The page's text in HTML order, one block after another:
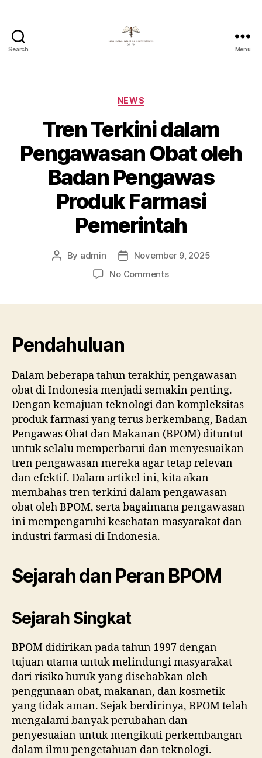
Search
Dan
Indonesia
Menu
Categories
NEWS
Tren Terkini dalam
Pengawasan Obat oleh
Badan Pengawas
Produk Farmasi
Pemerintah
Post
By admin
Post
date
November 9, 2025
No Commentson
Pengawas
Produk
Farmasi
Pemerintah
Pendahuluan
Dalam beberapa tahun terakhir, pengawasan
obat di Indonesia menjadi semakin penting.
Dengan kemajuan teknologi dan kompleksitas
produk farmasi yang terus berkembang, Badan
Pengawas Obat dan Makanan (BPOM) dituntut
untuk selalu memperbarui dan menyesuaikan
tren pengawasan mereka agar tetap relevan
dan efektif. Dalam artikel ini, kita akan
membahas tren terkini dalam pengawasan
obat oleh BPOM, serta bagaimana pengawasan
ini mempengaruhi kesehatan masyarakat dan
industri farmasi di Indonesia.
Sejarah dan Peran BPOM
Sejarah Singkat
BPOM didirikan pada tahun 1997 dengan
tujuan utama untuk melindungi masyarakat
dari risiko buruk yang disebabkan oleh
penggunaan obat, makanan, dan kosmetik
yang tidak aman. Sejak berdirinya, BPOM telah
mengalami banyak perubahan dan
penyesuaian untuk mengikuti perkembangan
dalam ilmu pengetahuan dan teknologi.